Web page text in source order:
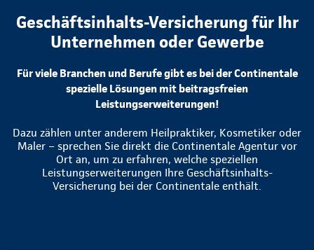
Geschäftsinhalts-Versicherung für Ihr
Unternehmen oder Gewerbe
Für viele Branchen und Berufe gibt es bei der Continentale
spezielle Lösungen mit beitragsfreien
Leistungserweiterungen!
Dazu zählen unter anderem Heilpraktiker, Kosmetiker oder
Maler – sprechen Sie direkt die Continentale Agentur vor
Ort an, um zu erfahren, welche speziellen
Leistungserweiterungen Ihre Geschäftsinhalts-
Versicherung bei der Continentale enthält.